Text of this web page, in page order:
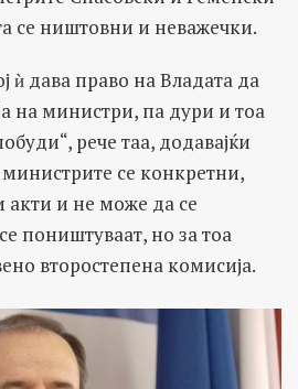
се ништовни и неважечки.
ѝ дава право на Владата да
на министри, па дури и тоа
рече таа, додавајќи
се конкретни,
и не може да се
поништуваат, но за тоа
второстепена комисија.